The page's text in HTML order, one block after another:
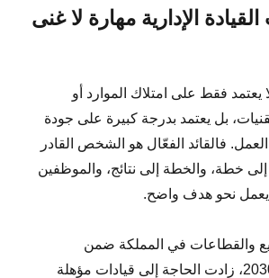
الإدارية مهارة لا غنى
فقط على امتلاك الموارد أو
بل يعتمد بدرجة كبيرة على جودة
فالقائد الفعّال هو الشخص القادر
خطة، والخطة إلى نتائج، والموظفين
يعمل نحو هدف واضح.
والقطاعات في المملكة ضمن
مستهدفات رؤية 2030، زادت الحاجة إلى قيادات مؤهلة